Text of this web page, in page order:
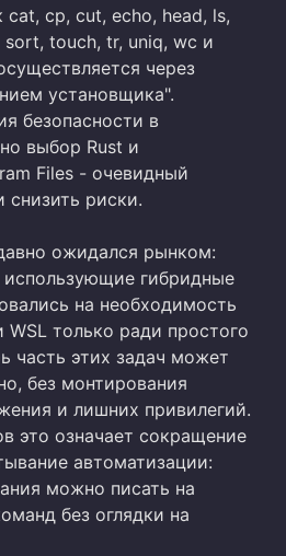
cp, cut, echo, head, ls,
sort, touch, tr, uniq, wc и
через
установщика".
безопасности в
выбор Rust и
Files - очевидный
снизить риски.
ожидался рынком:
гибридные
на необходимость
WSL только ради простого
часть этих задач может
без монтирования
и лишних привилегий.
это означает сокращение
автоматизации:
можно писать на
без оглядки на